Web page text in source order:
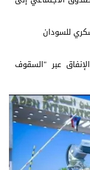
للسودان
عبر "السقوف